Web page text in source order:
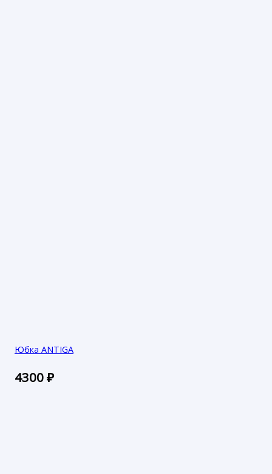
Юбка ANTIGA
4300₽